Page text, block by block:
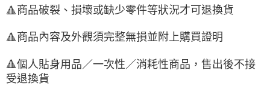
🔺商品破裂、損壞或缺少零件等狀況才可退換貨
🔺商品內容及外觀須完整無損並附上購買證明
🔺個人貼身用品／一次性／消耗性商品，售出後不接
受退換貨